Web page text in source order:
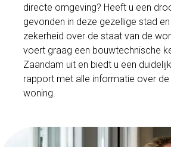
directe omgeving? Heeft u een
gevonden in deze gezellige stad
zekerheid over de staat van de
voert graag een bouwtechnische
Zaandam uit en biedt u een
rapport met alle informatie over
woning.